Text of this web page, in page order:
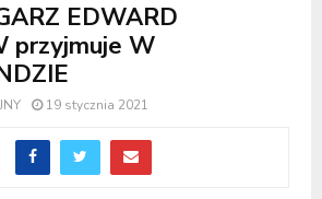
EDWARD
przyjmuje W
19 stycznia 2021